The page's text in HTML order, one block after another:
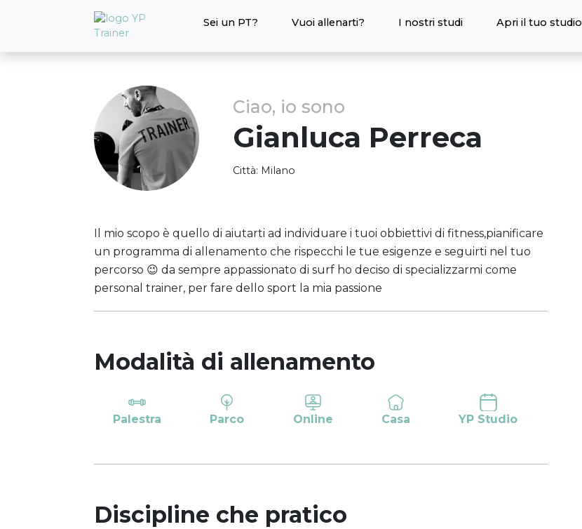
Sei un PT? Vuoi allenarti? I nostri studi Apri il tuo studio
Ciao, io sono
Gianluca Perreca
Città: Milano
Il mio scopo è quello di aiutarti ad individuare i tuoi obbiettivi di fitness,pianificare
un programma di allenamento che rispecchi le tue esigenze e seguirti nel tuo
percorso 😉 da sempre appassionato di surf ho deciso di specializzarmi come
personal trainer, per fare dello sport la mia passione
Modalità di allenamento
Palestra Parco Online Casa YP Studio
Discipline che pratico